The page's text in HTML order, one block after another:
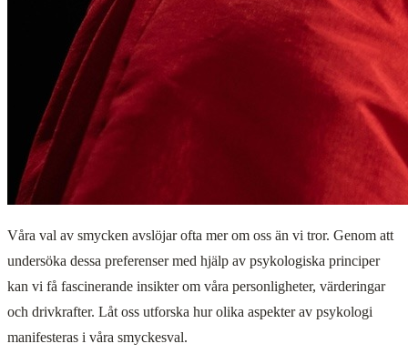
Våra val av smycken avslöjar ofta mer om oss än vi tror. Genom att
undersöka dessa preferenser med hjälp av psykologiska principer
kan vi få fascinerande insikter om våra personligheter, värderingar
och drivkrafter. Låt oss utforska hur olika aspekter av psykologi
manifesteras i våra smyckesval.